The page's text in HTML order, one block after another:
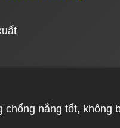
nắng tốt, không